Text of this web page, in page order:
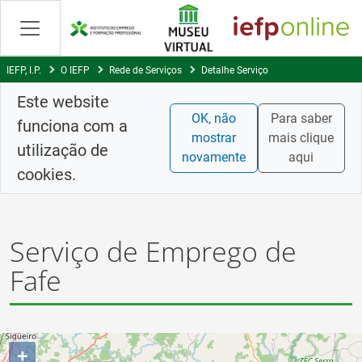
Saltar
para
conteúdo
principal
IEFP, I.P. O IEFP Rede de Serviços Detalhe Serviço
Este website
funciona com a
utilização de
cookies.
OK, não
mostrar
novamente
Para saber
mais clique
aqui
Serviço de Emprego de
Fafe
+